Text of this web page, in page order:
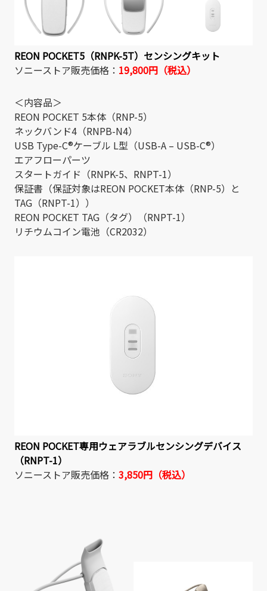
REON POCKET5（RNPK-5T）センシングキット
ソニーストア販売価格： 19,800円（税込）
＜内容品＞
REON POCKET 5本体（RNP-5）
ネックバンド4（RNPB-N4）
USB Type-C®ケーブル L型（USB-A – USB-C®）
エアフローパーツ
スタートガイド（RNPK-5、RNPT-1）
保証書（保証対象はREON POCKET本体（RNP-5）と
TAG（RNPT-1））
REON POCKET TAG（タグ）（RNPT-1）
リチウムコイン電池（CR2032）
REON POCKET専用ウェアラブルセンシングデバイス
（RNPT-1）
ソニーストア販売価格： 3,850円（税込）